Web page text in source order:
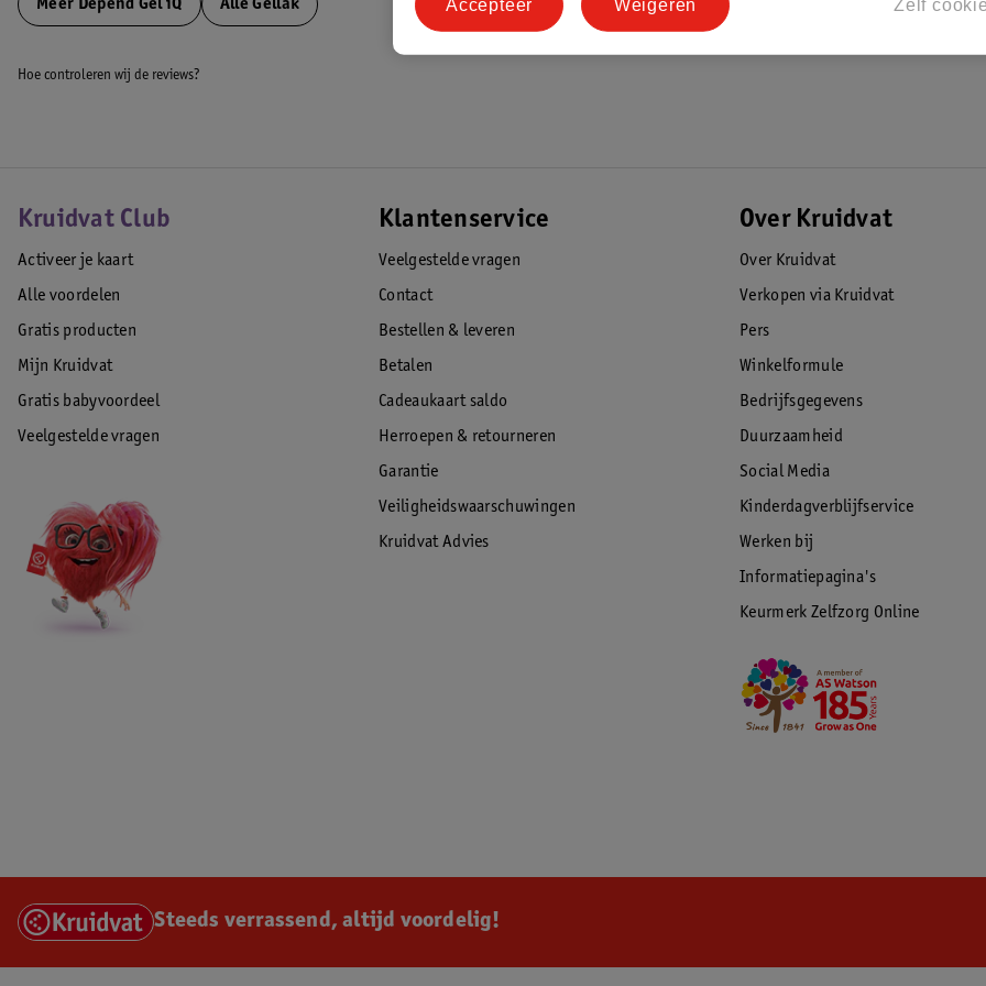
was je handen/voeten na afloop goed met water en zeep.
EAN code:0000073181903
Meer Depend Gel iQ Alle Gellak
Hoe controleren wij de reviews?
Kruidvat Club
Activeer je kaart
Alle voordelen
Gratis producten
Mijn Kruidvat
Gratis babyvoordeel
Veelgestelde vragen
Klantenservice
Veelgestelde vragen
Contact
Bestellen & leveren
Betalen
Cadeaukaart saldo
Herroepen & retourneren
Garantie
Veiligheidswaarschuwingen
Kruidvat Advies
Over Kruidvat
Over Kruidvat
Verkopen via Kruidvat
Pers
Winkelformule
Bedrijfsgegevens
Duurzaamheid
Social Media
Kinderdagverblijfservice
Werken bij
Informatiepagina's
Keurmerk Zelfzorg Online
Steeds verrassend, altijd voordelig!
Zelf
Weigeren
Accepteer